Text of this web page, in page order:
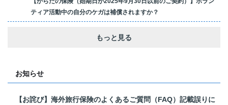
ティア活動中の自分のケガは補償されますか？
もっと見る
お知らせ
【お詫び】海外旅行保険のよくあるご質問（FAQ）記載誤りに